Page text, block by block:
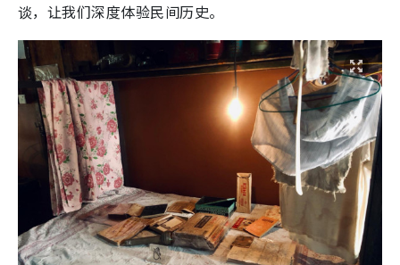
谈，让我们深度体验民间历史。